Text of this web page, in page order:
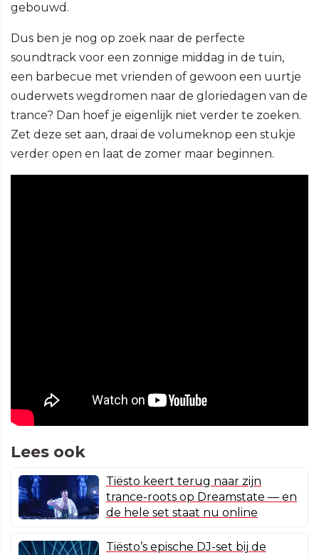
gebouwd.
Dus ben je nog op zoek naar de perfecte
soundtrack voor een zonnige middag in de tuin,
een barbecue met vrienden of gewoon een uurtje
ouderwets wegdromen naar de gloriedagen van de
trance? Dan hoef je eigenlijk niet verder te zoeken.
Zet deze set aan, draai de volumeknop een stukje
verder open en laat de zomer maar beginnen.
Lees ook
Tiësto keert terug naar zijn
trance-roots op Dreamstate — en
de hele set staat nu online
Tiësto’s epische DJ-set bij de